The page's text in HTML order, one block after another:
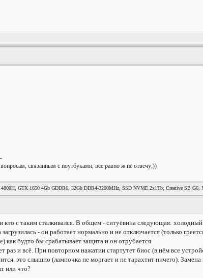
связанным с ноутбуками, всё равно ж не отвечу;))
GTX 1650 4Gb GDDR6, 32Gb DDR4-3200MHz, SSD NVME 2x1Tb; Creative SB G6,
с таким сталкивался. В общем - ситуёвина следующая:
- он работает нормально и не отключается (только
как будто бы срабатывает защита и он отрубается.
раз и всё. При повторном нажатии стартутет биос (в нём все
это слышно (лампочка не моргает и не тарахтит ничего).
или что?